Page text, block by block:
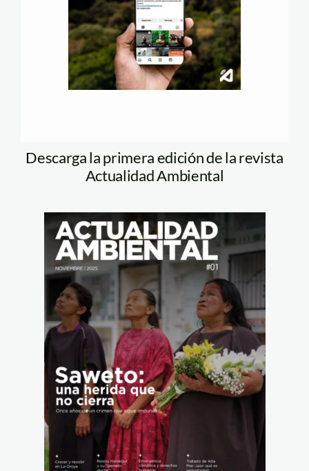
Descarga la primera edición de la revista
Actualidad Ambiental